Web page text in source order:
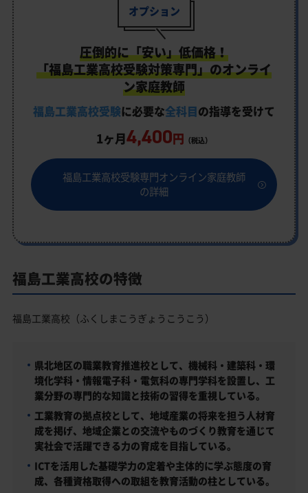
オプション
圧倒的に「安い」低価格！
「福島工業高校受験対策専門」のオンライ
ン家庭教師
福島工業高校受験に必要な全科目の指導を受けて
1ヶ月4,400円 （税込）
福島工業高校受験専門オンライン家庭教師
の詳細
福島工業高校の特徴
福島工業高校（ふくしまこうぎょうこうこう）
県北地区の職業教育推進校として、機械科・建築科・環
境化学科・情報電子科・電気科の専門学科を設置し、工
業分野の専門的な知識と技術の習得を重視している。
工業教育の拠点校として、地域産業の将来を担う人材育
成を掲げ、地域企業との交流やものづくり教育を通じて
実社会で活躍できる力の育成を目指している。
ICTを活用した基礎学力の定着や主体的に学ぶ態度の育
成、各種資格取得への取組を教育活動の柱としている。